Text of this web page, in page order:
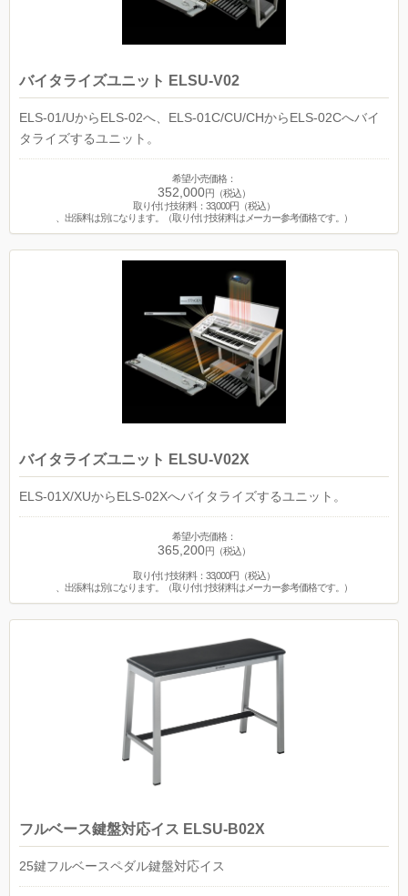
バイタライズユニット ELSU-V02
ELS-01/UからELS-02へ、ELS-01C/CU/CHからELS-02Cへバイ
タライズするユニット。
希望小売価格：
352,000円（税込）
取り付け技術料：33,000円（税込）
、出張料は別になります。（取り付け技術料はメーカー参考価格です。）
バイタライズユニット ELSU-V02X
ELS-01X/XUからELS-02Xへバイタライズするユニット。
希望小売価格：
365,200円（税込）
取り付け技術料：33,000円（税込）
、出張料は別になります。（取り付け技術料はメーカー参考価格です。）
フルベース鍵盤対応イス ELSU-B02X
25鍵フルベースペダル鍵盤対応イス